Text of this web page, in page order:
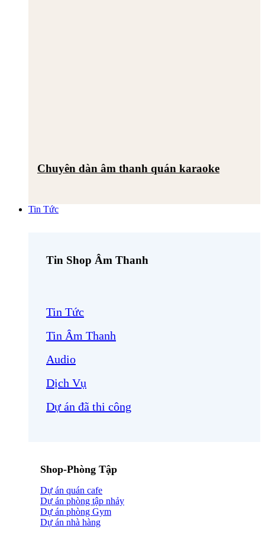
Chuyên dàn âm thanh quán karaoke
Tin Tức
Tin Shop Âm Thanh
Tin Tức
Tin Âm Thanh
Audio
Dịch Vụ
Dự án đã thi công
Shop-Phòng Tập
Dự án quán cafe
Dự án phòng tập nhảy
Dự án phòng Gym
Dự án nhà hàng